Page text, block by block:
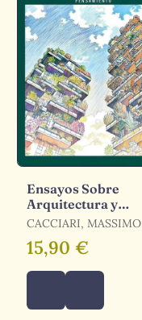
Ensayos Sobre
Arquitectura y
Filosofía
CACCIARI, MASSIMO
15,90 €